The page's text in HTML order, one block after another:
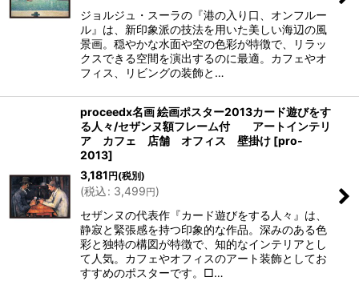
ジョルジュ・スーラの『港の入り口、オンフルー
ル』は、新印象派の技法を用いた美しい海辺の風
景画。穏やかな水面や空の色彩が特徴で、リラッ
クスできる空間を演出するのに最適。カフェやオ
フィス、リビングの装飾と…
proceedx名画 絵画ポスター2013カード遊びをす
る人々/セザンヌ額フレーム付 アートインテリ
ア カフェ 店舗 オフィス 壁掛け [pro-
2013]
3,181円(税別)
(税込: 3,499円)
セザンヌの代表作『カード遊びをする人々』は、
静寂と緊張感を持つ印象的な作品。深みのある色
彩と独特の構図が特徴で、知的なインテリアとし
て人気。カフェやオフィスのアート装飾としてお
すすめのポスターです。□…